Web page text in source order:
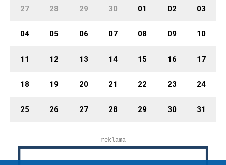
27 28 29 30 01 02 03
04 05 06 07 08 09 10
11 12 13 14 15 16 17
18 19 20 21 22 23 24
25 26 27 28 29 30 31
reklama